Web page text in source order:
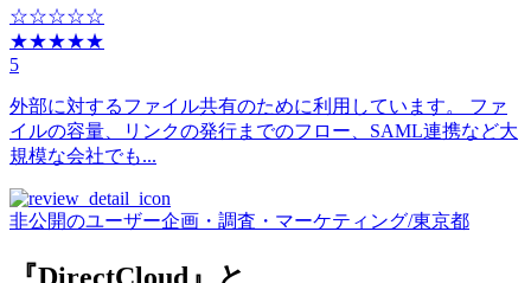
☆☆☆☆☆
★★★★★
5
外部に対するファイル共有のために利用しています。 ファ
イルの容量、リンクの発行までのフロー、SAML連携など大
規模な会社でも...
非公開のユーザー企画・調査・マーケティング/東京都
『DirectCloud』と